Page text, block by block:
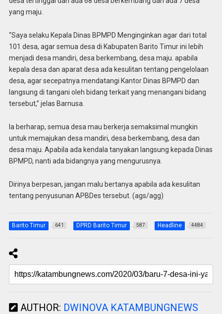
yang maju.
“Saya selaku Kepala Dinas BPMPD Menginginkan agar dari total
101 desa, agar semua desa di Kabupaten Barito Timur ini lebih
menjadi desa mandiri, desa berkembang, desa maju. apabila
kepala desa dan aparat desa ada kesulitan tentang pengelolaan
desa, agar secepatnya mendatangi Kantor Dinas BPMPD dan
langsung di tangani oleh bidang terkait yang menangani bidang
tersebut,” jelas Barnusa.
Ia berharap, semua desa mau berkerja semaksimal mungkin
untuk memajukan desa mandiri, desa berkembang, desa dan
desa maju. Apabila ada kendala tanyakan langsung kepada Dinas
BPMPD, nanti ada bidangnya yang mengurusnya.
Dirinya berpesan, jangan malu bertanya apabila ada kesulitan
tentang penyusunan APBDes tersebut. (ags/agg)
Barito Timur 641 DPRD Barito Timur 587 Headline 4484
AUTHOR: DWINOVA KATAMBUNGNEWS